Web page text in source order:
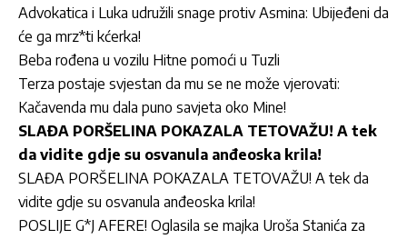
Advokatica i Luka udružili snage protiv Asmina: Ubijeđeni da
će ga mrz*ti kćerka!
Beba rođena u vozilu Hitne pomoći u Tuzli
Terza postaje svjestan da mu se ne može vjerovati:
Kačavenda mu dala puno savjeta oko Mine!
SLAĐA PORŠELINA POKAZALA TETOVAŽU! A tek
da vidite gdje su osvanula anđeoska krila!
SLAĐA PORŠELINA POKAZALA TETOVAŽU! A tek da
vidite gdje su osvanula anđeoska krila!
POSLIJE G*J AFERE! Oglasila se majka Uroša Stanića za